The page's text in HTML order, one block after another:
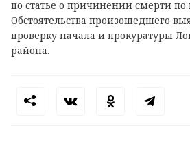
по статье о причинении смерти по
Обстоятельства произошедшего
проверку начала и прокуратуры
района.